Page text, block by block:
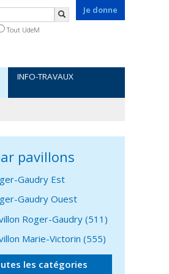
Je donne
Tout UdeM
INFO-TRAVAUX
pavillons
Gaudry Est
Gaudry Ouest
Roger-Gaudry (511)
Marie-Victorin (555)
les catégories